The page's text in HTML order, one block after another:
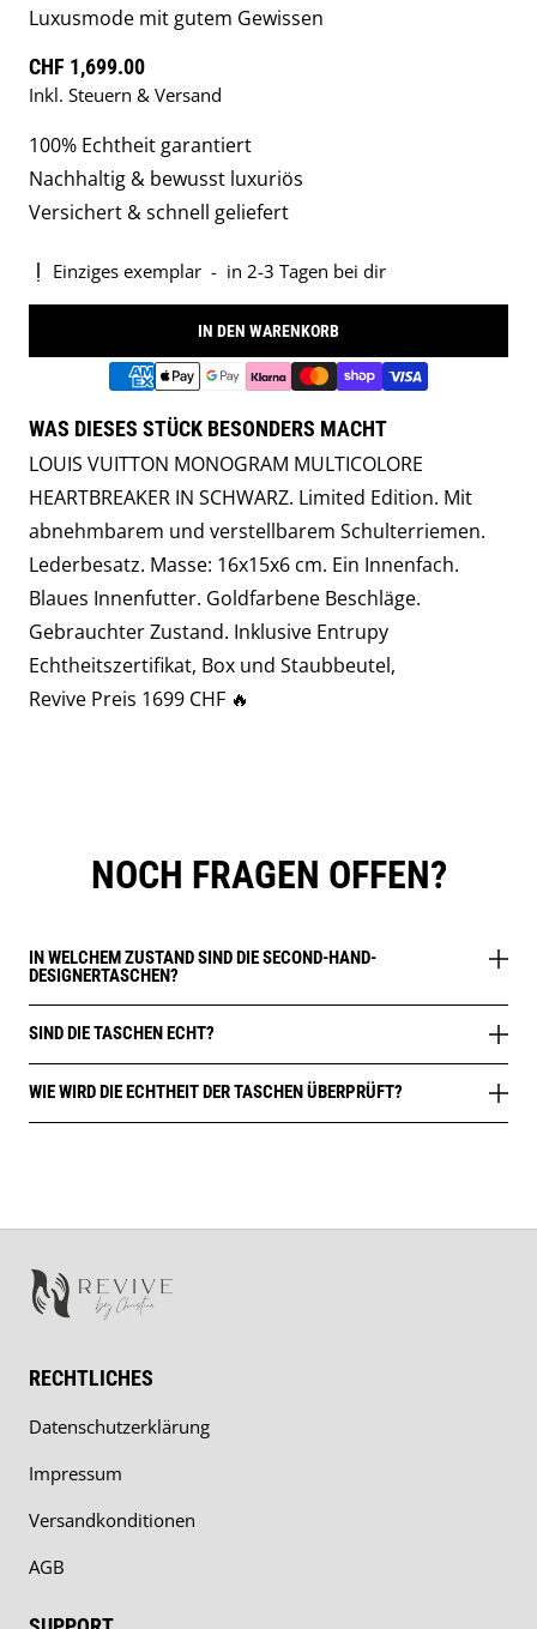
Luxusmode mit gutem Gewissen
Regulärer Preis
CHF 1,699.00
Inkl. Steuern & Versand
100% Echtheit garantiert
Nachhaltig & bewusst luxuriös
Versichert & schnell geliefert
Einziges exemplar - in 2-3 Tagen bei dir
IN DEN WARENKORB
WAS DIESES STÜCK BESONDERS MACHT
LOUIS VUITTON MONOGRAM MULTICOLORE
HEARTBREAKER IN SCHWARZ. Limited Edition. Mit
abnehmbarem und verstellbarem Schulterriemen.
Lederbesatz. Masse: 16x15x6 cm. Ein Innenfach.
Blaues Innenfutter. Goldfarbene Beschläge.
Gebrauchter Zustand. Inklusive Entrupy
Echtheitszertifikat, Box und Staubbeutel,
Revive Preis 1699 CHF 🔥
NOCH FRAGEN OFFEN?
IN WELCHEM ZUSTAND SIND DIE SECOND-HAND-
DESIGNERTASCHEN?
SIND DIE TASCHEN ECHT?
WIE WIRD DIE ECHTHEIT DER TASCHEN ÜBERPRÜFT?
RECHTLICHES
Datenschutzerklärung
Impressum
Versandkonditionen
AGB